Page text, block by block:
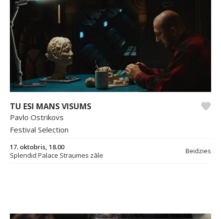
TU ESI MANS VISUMS
Pavlo Ostrikovs
Festival Selection
17. oktobris, 18.00
Splendid Palace Straumes zāle
Beidzies